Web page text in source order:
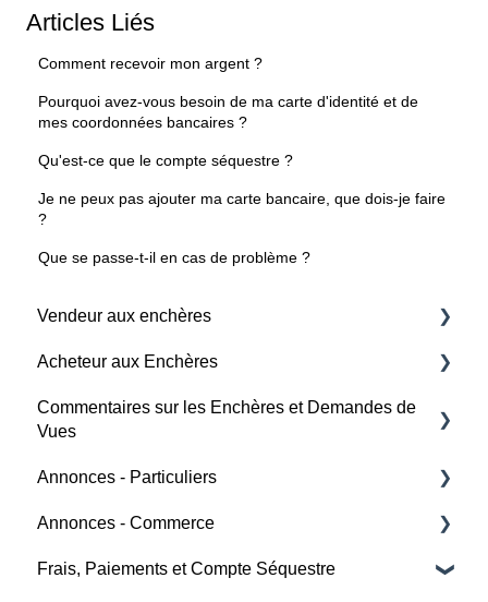
Articles Liés
Comment recevoir mon argent ?
Pourquoi avez-vous besoin de ma carte d'identité et de
mes coordonnées bancaires ?
Qu'est-ce que le compte séquestre ?
Je ne peux pas ajouter ma carte bancaire, que dois-je faire
?
Que se passe-t-il en cas de problème ?
Vendeur aux enchères
Frais et Paiements
Horaires des Enchères
Acheteur aux Enchères
Enchère
Commentaires sur les Enchères et Demandes de
Vues
Aide
Annonces - Particuliers
Acheteur
Vendeur
Annonces - Commerce
Créer une Annonce
Frais, Paiements et Compte Séquestre